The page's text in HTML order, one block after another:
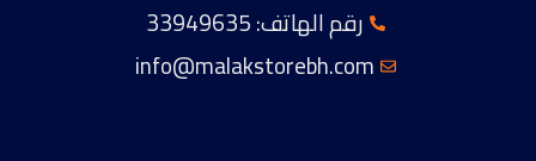
رقم الهاتف: 33949635
info@malakstorebh.com